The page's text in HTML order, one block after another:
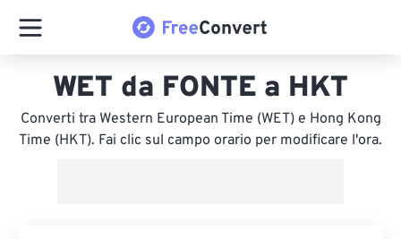
WET da FONTE a HKT
Converti tra Western European Time (WET) e Hong Kong
Time (HKT). Fai clic sul campo orario per modificare l'ora.